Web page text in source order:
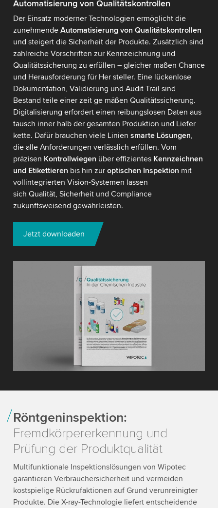
Automatisierung von Qualitätskontrollen
Der Einsatz moderner Technologien ermöglicht die
zunehmende Automatisierung von Qualitätskontrollen
und steigert die Sicherheit der Produkte. Zusätzlich sind
zahlreiche Vorschriften zur Kennzeichnung und
Qualitätssicherung zu erfüllen – gleicher maßen Chance
und Herausforderung für Her steller. Eine lückenlose
Dokumentation, Validierung und Audit Trail sind
Bestand teile einer zeit ge mäßen Qualitätssicherung.
Digitalisierung erfordert einen reibungslosen Daten aus
tausch inner halb der gesamten Produktion und Liefer
kette. Dafür brauchen viele Linien smarte Lösungen,
die alle Anforderungen verlässlich erfüllen. Vom
präzisen Kontrollwiegen über effizientes Kennzeichnen
und Etikettieren bis hin zur optischen Inspektion mit
vollintegrierten Vision-Systemen lassen
sich Qualität, Sicherheit und Compliance
zukunftsweisend gewährleisten.
Jetzt downloaden
Röntgeninspektion:
Fremdkörpererkennung und
Prüfung der Produktqualität
Multifunktionale Inspektionslösungen von Wipotec
garantieren Verbrauchersicherheit und vermeiden
kostspielige Rückrufaktionen auf Grund verunreinigter
Produkte. Die X-ray-Technologie liefert entscheidende